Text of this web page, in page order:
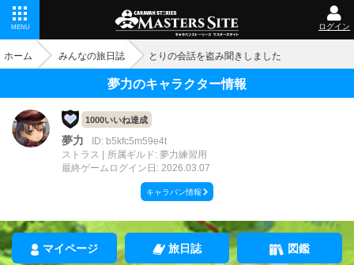
MENU ログイン
ホーム みんなの旅日誌 とりの会話を盗み聞きしました
夢力のキャラクター情報
1000いいね達成
夢力
ID: b5kfc5m59e4t
ストラス
所属ギルド: 夢力練習用
最終ゲームログイン日: 2026.03.07
キャラバン情報
マイページ 旅日誌 図鑑